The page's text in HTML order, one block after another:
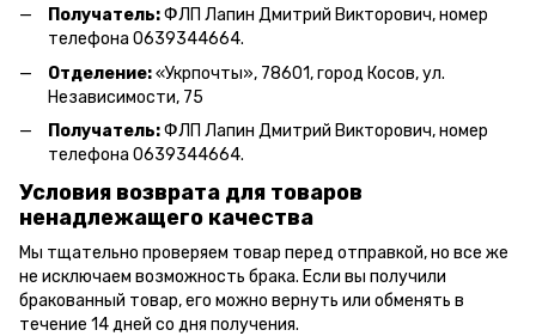
Получатель:ФЛП Лапин Дмитрий Викторович, номер
телефона 0639344664.
Отделение:«Укрпочты», 78601, город Косов, ул.
Независимости, 75
Получатель:ФЛП Лапин Дмитрий Викторович, номер
телефона 0639344664.
Условия возврата для товаров
ненадлежащего качества
Мы тщательно проверяем товар перед отправкой, но все же
не исключаем возможность брака. Если вы получили
бракованный товар, его можно вернуть или обменять в
течение 14 дней со дня получения.